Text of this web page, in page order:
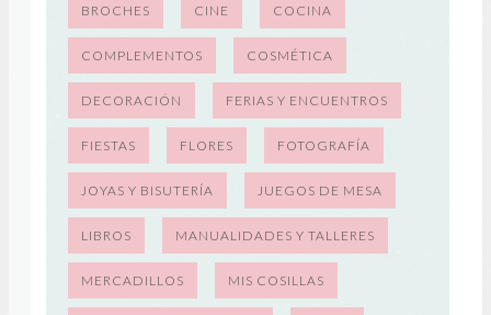
BROCHES CINE COCINA
COMPLEMENTOS COSMÉTICA
DECORACIÓN FERIAS Y ENCUENTROS
FIESTAS FLORES FOTOGRAFÍA
JOYAS Y BISUTERÍA JUEGOS DE MESA
LIBROS MANUALIDADES Y TALLERES
MERCADILLOS MIS COSILLAS